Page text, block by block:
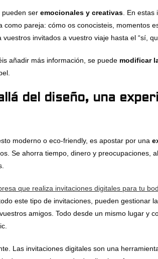
pueden ser emocionales y creativas . En
como pareja: cómo os conocisteis, momentos
invitados a vuestro viaje hasta el “sí,
añadir más información, se puede modificar
del diseño, una
moderno o eco-friendly, es apostar por una
Se ahorra tiempo, dinero y preocupaciones,
que realiza invitaciones digitales para tu
este tipo de invitaciones, pueden gestionar
amigos. Todo desde un mismo lugar y
Las invitaciones digitales son una